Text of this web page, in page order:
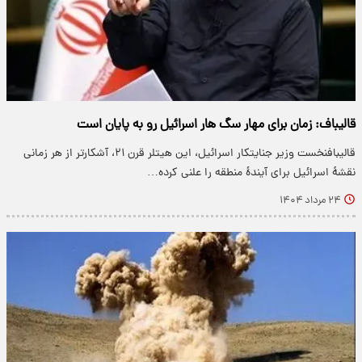
قالیباف: زمان برای مهار سگ هار اسرائیل رو به پایان است
قالیبافنخست وزیر جنایتکار اسرائیل، این هیتلر قرن ۲۱، آشکارتر از هر زمانی
نقشهٔ اسرائیل برای آیندهٔ منطقه را علنی کرده…
۲۴ مرداد ۱۴۰۴